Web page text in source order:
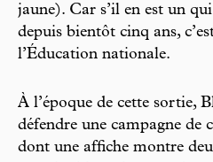
jaune). Car s’il en est un
depuis bientôt cinq ans,
l’Éducation nationale.
À l’époque de cette sortie,
défendre une campagne de
dont une affiche montre